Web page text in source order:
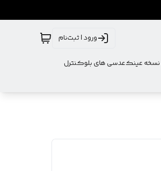
ورود | ثبت‌نام
نسخه عینکعدسی های بلوکنترل